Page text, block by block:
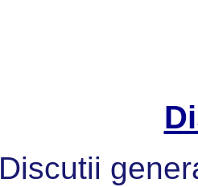
Discutii